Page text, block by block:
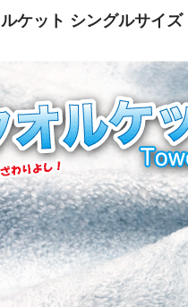
ケット シングルサイズ